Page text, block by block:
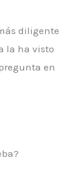
diligente
la ha visto
en